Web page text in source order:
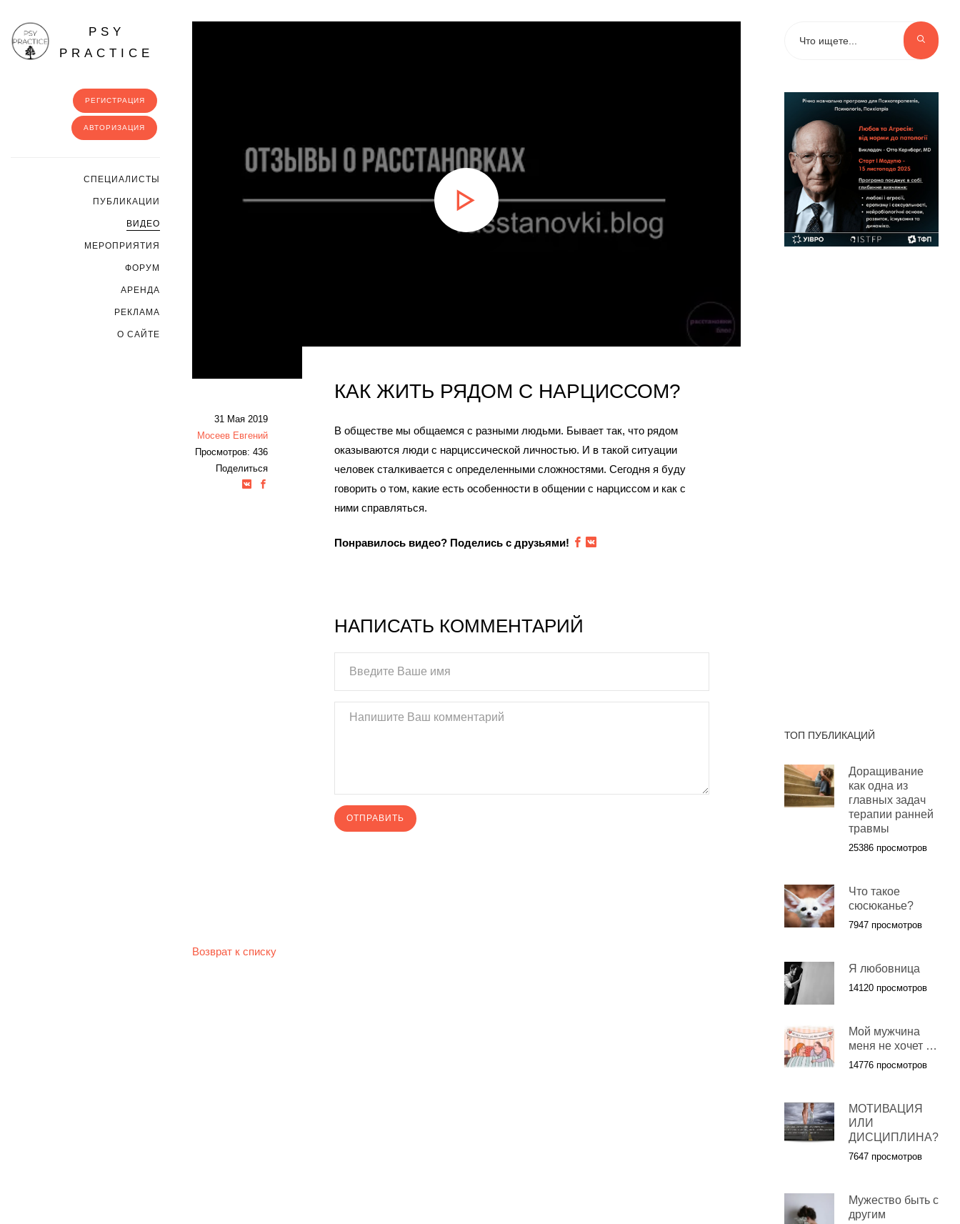
PSY
PRACTICE
РЕГИСТРАЦИЯ
АВТОРИЗАЦИЯ
CПЕЦИАЛИСТЫ
ПУБЛИКАЦИИ
ВИДЕО
МЕРОПРИЯТИЯ
ФОРУМ
АРЕНДА
РЕКЛАМА
О САЙТЕ
КАК ЖИТЬ РЯДОМ С НАРЦИССОМ?
31 Мая 2019
Мосеев Евгений
Просмотров: 436
Поделиться
В обществе мы общаемся с разными людьми. Бывает так, что рядом
оказываются люди с нарциссической личностью. И в такой ситуации
человек сталкивается с определенными сложностями. Сегодня я буду
говорить о том, какие есть особенности в общении с нарциссом и как с
ними справляться.
Понравилось видео? Поделись с друзьями!
НАПИСАТЬ КОММЕНТАРИЙ
Возврат к списку
ТОП ПУБЛИКАЦИЙ
Доращивание
как одна из
главных задач
терапии ранней
травмы
25386 просмотров
Что такое
сюсюканье?
7947 просмотров
Я любовница
14120 просмотров
Мой мужчина
меня не хочет …
14776 просмотров
МОТИВАЦИЯ
ИЛИ
ДИСЦИПЛИНА?
7647 просмотров
Мужество быть с
другим